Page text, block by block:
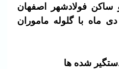
و ساکن فولادشهر اصفهان
ماه با گلوله ماموران
شده ها